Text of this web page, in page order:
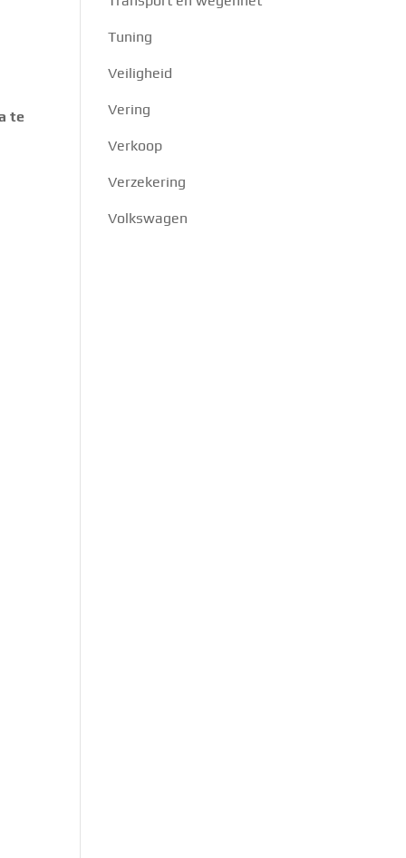
te
Tuning
Veiligheid
Vering
Verkoop
Verzekering
Volkswagen